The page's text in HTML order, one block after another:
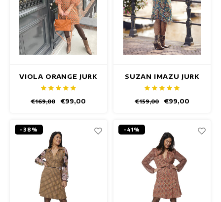
VIOLA ORANGE JURK
€169,00 €99,00
SUZAN IMAZU JURK
€159,00 €99,00
-38% -41%